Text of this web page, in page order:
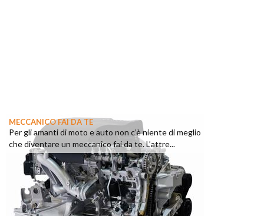
MECCANICO FAI DA TE
Per gli amanti di moto e auto non c’è niente di meglio
che diventare un meccanico fai da te. L’attre...